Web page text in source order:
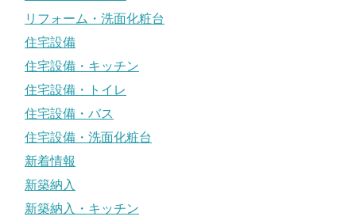
リフォーム・洗面化粧台
住宅設備
住宅設備・キッチン
住宅設備・トイレ
住宅設備・バス
住宅設備・洗面化粧台
新着情報
新築納入
新築納入・キッチン